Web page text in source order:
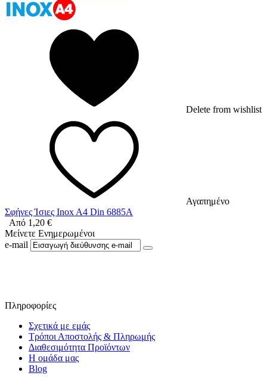
Delete from wishlist
Αγαπημένο
Σφήνες Ίσιες Inox A4 Din 6885A
Από 1,20 €
Μείνετε Ενημερωμένοι
e-mail
Πληροφορίες
Σχετικά με εμάς
Τρόποι Αποστολής & Πληρωμής
Διαθεσιμότητα Προϊόντων
Η ομάδα μας
Blog